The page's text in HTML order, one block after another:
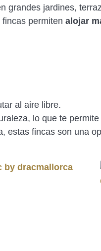
grandes jardines,
permiten alojar
al aire libre.
lo que te
estas fincas son una